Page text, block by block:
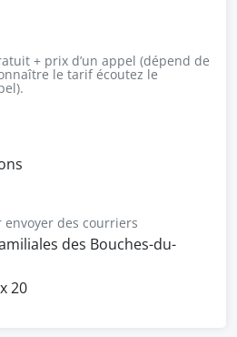
+ prix d’un appel (dépend de
le tarif écoutez le
envoyer des courriers
des Bouches-du-
20